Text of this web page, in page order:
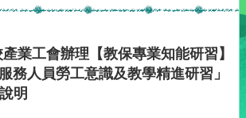
業工會辦理【教保專業知能研習】
務人員勞工意識及教學精進研習」
明